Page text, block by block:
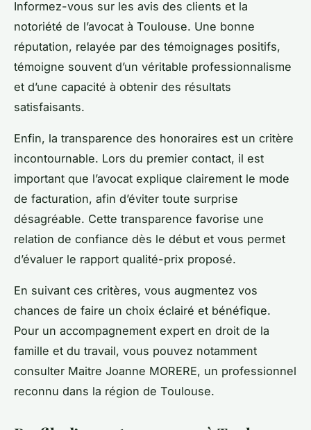
Informez-vous sur les avis des clients et la
notoriété de l’avocat à Toulouse. Une bonne
réputation, relayée par des témoignages positifs,
témoigne souvent d’un véritable professionnalisme
et d’une capacité à obtenir des résultats
satisfaisants.
Enfin, la transparence des honoraires est un critère
incontournable. Lors du premier contact, il est
important que l’avocat explique clairement le mode
de facturation, afin d’éviter toute surprise
désagréable. Cette transparence favorise une
relation de confiance dès le début et vous permet
d’évaluer le rapport qualité-prix proposé.
En suivant ces critères, vous augmentez vos
chances de faire un choix éclairé et bénéfique.
Pour un accompagnement expert en droit de la
famille et du travail, vous pouvez notamment
consulter Maitre Joanne MORERE, un professionnel
reconnu dans la région de Toulouse.